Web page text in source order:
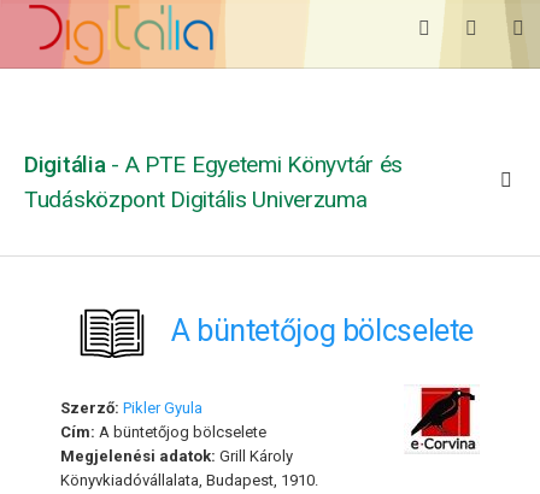
Digitália - A PTE Egyetemi Könyvtár és
Tudásközpont Digitális Univerzuma
A büntetőjog bölcselete
Szerző: Pikler Gyula
Cím: A büntetőjog bölcselete
Megjelenési adatok: Grill Károly
Könyvkiadóvállalata, Budapest, 1910.